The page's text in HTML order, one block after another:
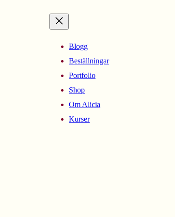
Blogg
Beställningar
Portfolio
Shop
Om Alicia
Kurser